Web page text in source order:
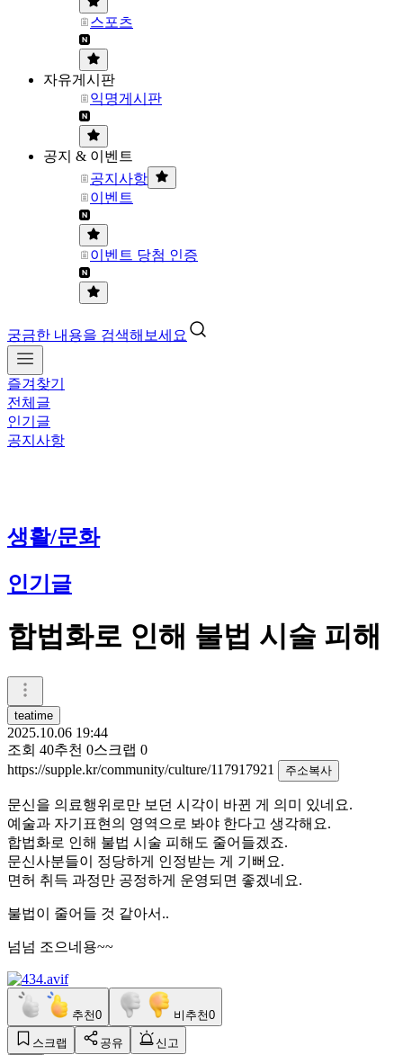
스포츠
자유게시판
익명게시판
공지 & 이벤트
공지사항
이벤트
이벤트 당첨 인증
궁금한 내용을 검색해보세요
즐겨찾기
전체글
인기글
공지사항
생활/문화
인기글
합법화로 인해 불법 시술 피해
teatime
2025.10.06 19:44
조회 40추천 0스크랩 0
https://supple.kr/community/culture/117917921
주소복사
문신을 의료행위로만 보던 시각이 바뀐 게 의미 있네요.
예술과 자기표현의 영역으로 봐야 한다고 생각해요.
합법화로 인해 불법 시술 피해도 줄어들겠죠.
문신사분들이 정당하게 인정받는 게 기뻐요.
면허 취득 과정만 공정하게 운영되면 좋겠네요.
불법이 줄어들 것 같아서..
넘넘 조으네용~~
추천0 비추천0
스크랩 공유 신고